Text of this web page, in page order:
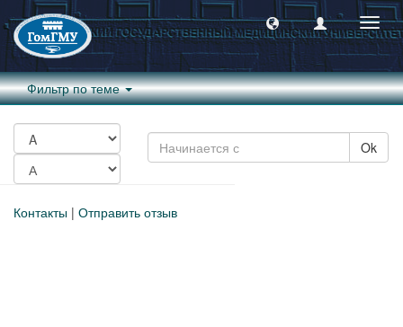
Фильтр по теме
Ok
Контакты | Отправить отзыв